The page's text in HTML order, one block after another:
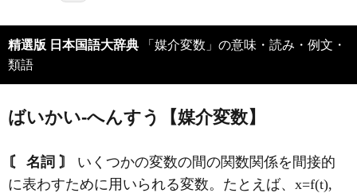
精選版 日本国語大辞典 「媒介変数」の意味・読み・例文・
類語
ばいかい‐へんすう【媒介変数】
〘 名詞 〙
いくつかの変数の間の関数関係を間接的
に表わすために用いられる変数。たとえば、x=f(t),